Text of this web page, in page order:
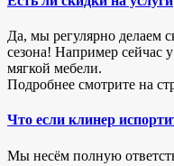
Да, мы регулярно делаем
сезона! Например
мягкой мебели.
Подробнее смотрите на
Что если клинер
Мы несём полную